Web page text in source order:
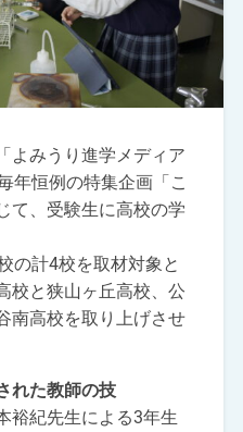
よみうり進学メディア
年恒例の特集企画「こ
て、受験生に高校の学
の計4校を取材対象と
校と狭山ヶ丘高校、公
南高校を取り上げさせ
れた教師の技
裕紀先生による3年生